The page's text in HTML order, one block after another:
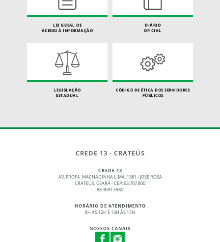
LEI GERAL DE
ACESSO À INFORMAÇÃO
DIÁRIO
OFICIAL
LEGISLAÇÃO
ESTADUAL
CÓDIGO DE ÉTICA DOS SERVIDORES
PÚBLICOS
CREDE 13 - CRATEÚS
CREDE 13
AV. PROFA. MACHADINHA LIMA, 1381 - JOSÉ ROSA
CRATEÚS, CEARÁ - CEP: 63.707.800
88 3691.5980
HORÁRIO DE ATENDIMENTO
8H ÀS 12H E 13H ÀS 17H
NOSSOS CANAIS